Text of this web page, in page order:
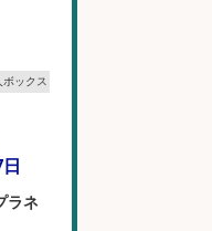
ックス
ラネ